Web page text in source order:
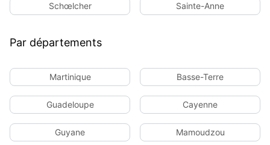
Schœlcher Sainte-Anne
Par départements
Martinique Basse-Terre
Guadeloupe Cayenne
Guyane Mamoudzou